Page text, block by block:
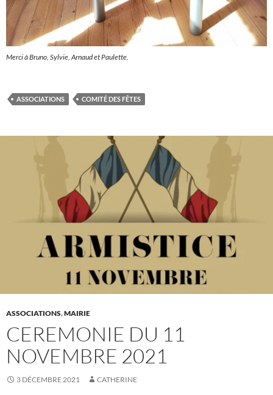
Merci à Bruno, Sylvie, Arnaud et Paulette.
ASSOCIATIONS COMITÉ DES FÊTES
ASSOCIATIONS,MAIRIE
CEREMONIE DU 11
NOVEMBRE 2021
3 DÉCEMBRE 2021 CATHERINE